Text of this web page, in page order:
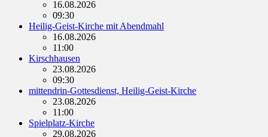
16.08.2026
09:30
Heilig-Geist-Kirche mit Abendmahl
16.08.2026
11:00
Kirschhausen
23.08.2026
09:30
mittendrin-Gottesdienst, Heilig-Geist-Kirche
23.08.2026
11:00
Spielplatz-Kirche
29.08.2026